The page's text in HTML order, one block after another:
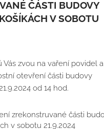
ČÁSTI BUDOVY
V SOBOTU
Vás zvou na vaření povidel a
otevření části budovy
od 14 hod.